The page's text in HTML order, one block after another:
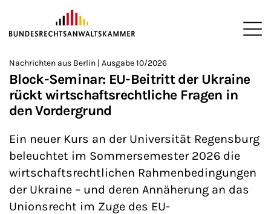
ZUM HAUPTINHALT SPRINGEN
Sie befinden sich hier:
>
Startseite
>
Newsroom
>
Newsletter
>
Nachrichten aus Berlin
Nachrichten aus Berlin | Ausgabe 10/2026
Block-Seminar: EU-Beitritt der Ukraine
rückt wirtschaftsrechtliche Fragen in
den Vordergrund
Ein neuer Kurs an der Universität Regensburg
beleuchtet im Sommersemester 2026 die
wirtschaftsrechtlichen Rahmenbedingungen
der Ukraine – und deren Annäherung an das
Unionsrecht im Zuge des EU-